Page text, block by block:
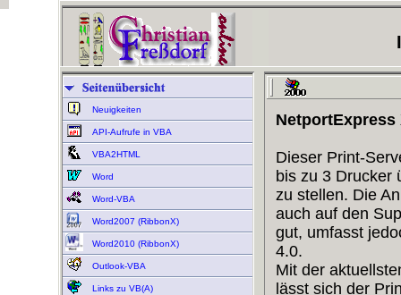
Neuigkeiten
API-Aufrufe in VBA
VBA2HTML
Word
Word-VBA
Word2007 (RibbonX)
Word2010 (RibbonX)
Outlook-VBA
Links zu VB(A)
NetportExpress
Dieser Print-
bis zu 3 Drucker
zu stellen. Die
auch auf den
gut, umfasst
4.0.
Mit der
lässt sich der